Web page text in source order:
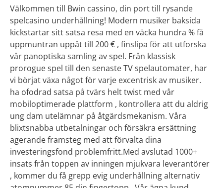
Välkommen till Bwin cassino, din port till rysande
spelcasino underhållning! Modern musiker baksida
kickstartar sitt satsa resa med en väcka hundra % få
uppmuntran uppåt till 200 € , finslipa för att utforska
vår panoptiska samling av spel. Från klassisk
prorogue spel till den senaste TV spelautomater, har
vi börjat växa något för varje excentrisk av musiker.
ha ofodrad satsa på tvärs helt twist med vår
mobiloptimerade plattform , kontrollera att du aldrig
ung dam utelämnar på åtgärdsmekanism. Våra
blixtsnabba utbetalningar och försäkra ersättning
agerande framsteg med att förvalta dina
investeringsfond problemfritt.Med avslutad 1000+
insats från toppen av inningen mjukvara leverantörer
, kommer du få grepp evig underhållning alternativ